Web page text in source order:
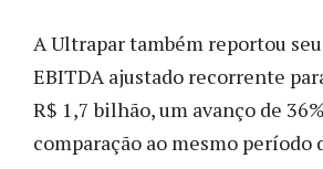
A Ultrapar também reportou
EBITDA ajustado recorrente
R$ 1,7 bilhão, um avanço de
comparação ao mesmo período